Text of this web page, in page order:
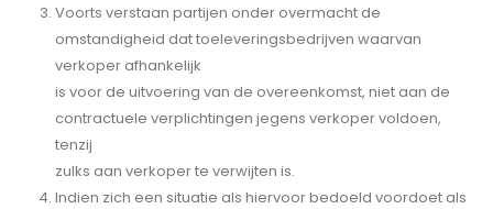
Voorts verstaan partijen onder overmacht de
omstandigheid dat toeleveringsbedrijven waarvan
verkoper afhankelijk
is voor de uitvoering van de overeenkomst, niet aan de
contractuele verplichtingen jegens verkoper voldoen,
tenzij
zulks aan verkoper te verwijten is.
Indien zich een situatie als hiervoor bedoeld voordoet als